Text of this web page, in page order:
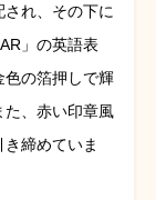
れ、その下に
」の英語表
色の箔押しで輝
た、赤い印章風
締めていま